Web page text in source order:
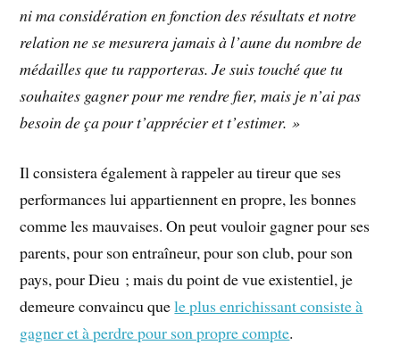
ni ma considération en fonction des résultats et notre
relation ne se mesurera jamais à l’aune du nombre de
médailles que tu rapporteras. Je suis touché que tu
souhaites gagner pour me rendre fier, mais je n’ai pas
besoin de ça pour t’apprécier et t’estimer. »
Il consistera également à rappeler au tireur que ses
performances lui appartiennent en propre, les bonnes
comme les mauvaises. On peut vouloir gagner pour ses
parents, pour son entraîneur, pour son club, pour son
pays, pour Dieu ; mais du point de vue existentiel, je
demeure convaincu quele plus enrichissant consiste à
gagner et à perdre pour son propre compte.